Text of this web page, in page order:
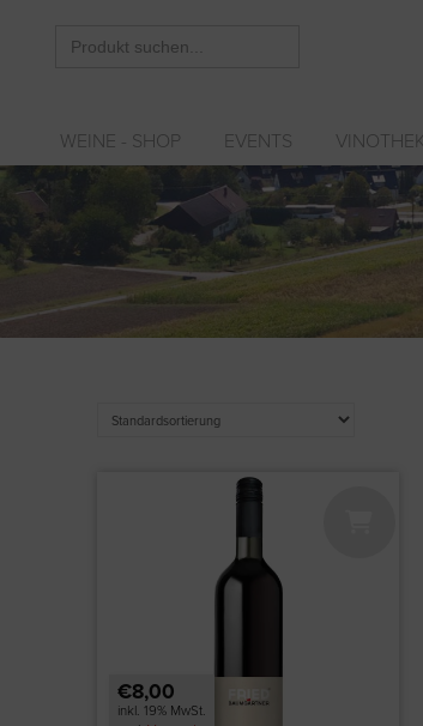
for:
WEINE - SHOP EVENTS VINOTHEK
€8,00
inkl. 19% MwSt.